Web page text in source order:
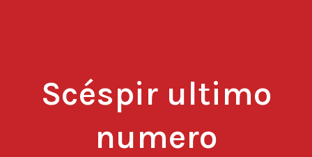
Scéspir ultimo
numero